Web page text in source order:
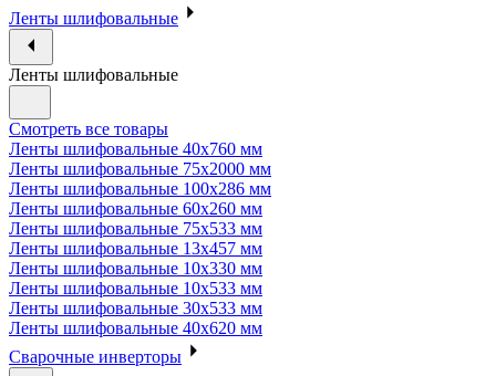
Ленты шлифовальные
Ленты шлифовальные
Смотреть все товары
Ленты шлифовальные 40х760 мм
Ленты шлифовальные 75х2000 мм
Ленты шлифовальные 100х286 мм
Ленты шлифовальные 60х260 мм
Ленты шлифовальные 75х533 мм
Ленты шлифовальные 13х457 мм
Ленты шлифовальные 10х330 мм
Ленты шлифовальные 10х533 мм
Ленты шлифовальные 30х533 мм
Ленты шлифовальные 40х620 мм
Сварочные инверторы